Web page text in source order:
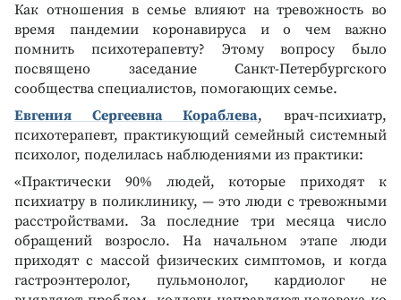
Как отношения в семье влияют на тревожность во
время пандемии коронавируса и о чем важно
помнить психотерапевту? Этому вопросу было
посвящено заседание Санкт-Петербургского
сообщества специалистов, помогающих семье.
Евгения Сергеевна Кораблева, врач-психиатр,
психотерапевт, практикующий семейный системный
психолог, поделилась наблюдениями из практики:
«Практически 90% людей, которые приходят к
психиатру в поликлинику, — это люди с тревожными
расстройствами. За последние три месяца число
обращений возросло. На начальном этапе люди
приходят с массой физических симптомов, и когда
гастроэнтеролог, пульмонолог, кардиолог не